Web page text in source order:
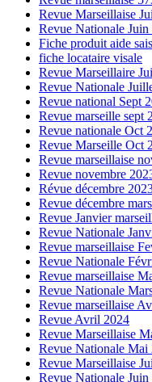
Revue Marseillaise
Revue Nationale Juin
Fiche produit aide
fiche locataire visale
Revue Marseillaire
Revue Nationale
Revue national Sept
Revue marseille sept
Revue nationale Oct
Revue Marseille Oct
Revue marseillaise
Revue novembre
Révue décembre
Revue décembre
Revue Janvier
Revue Nationale
Revue marseillaise
Revue Nationale
Revue marseillaise
Revue Nationale
Revue marseillaise
Revue Avril 2024
Revue Marseillaise
Revue Nationale Mai
Revue Marseillaise
Revue Nationale Juin